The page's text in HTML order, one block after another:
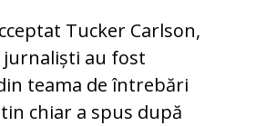
Tucker Carlson,
au fost
teama de întrebări
chiar a spus după